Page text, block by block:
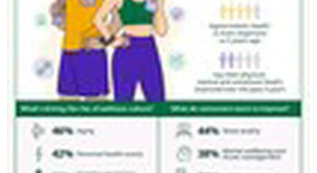
Champions League 2014-15
Barcelona vô địch Champions League: Hãy trao
vương miện cho Lucho!
Gerard Pique lại có hành động "khác người"
sau trận chung kết